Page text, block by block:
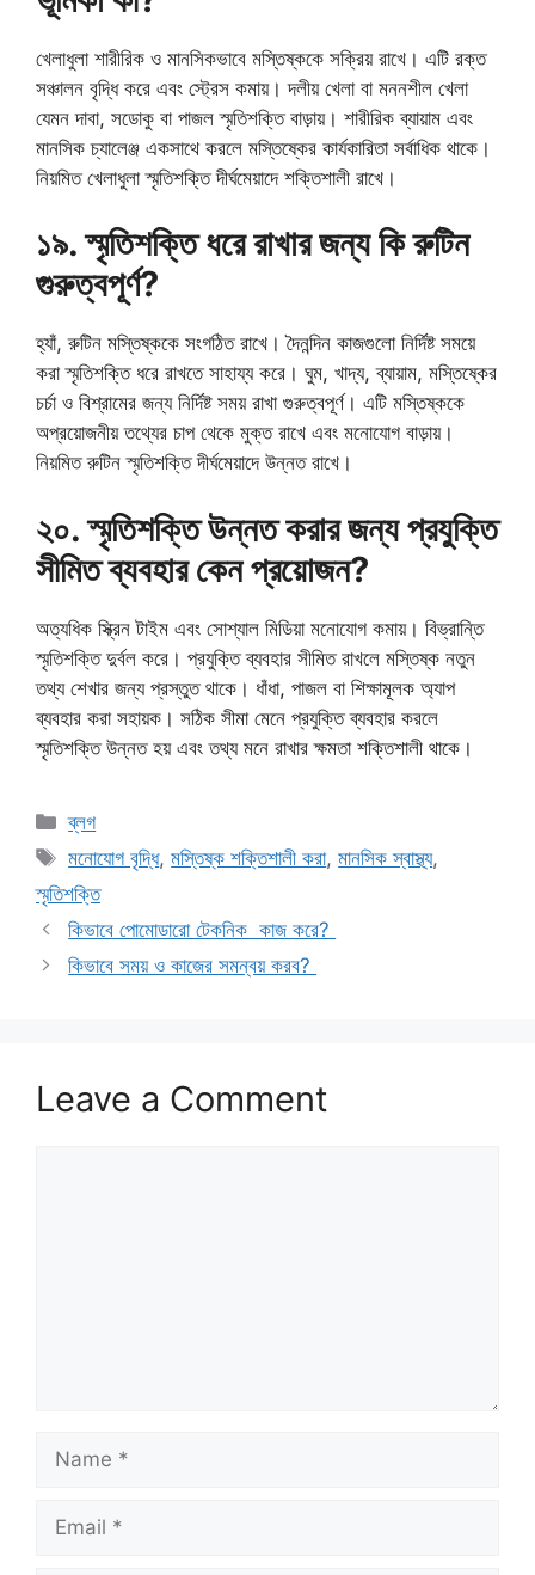
খেলাধুলা শারীরিক ও মানসিকভাবে মস্তিষ্ককে সক্রিয় রাখে। এটি রক্ত
সঞ্চালন বৃদ্ধি করে এবং স্ট্রেস কমায়। দলীয় খেলা বা মননশীল খেলা
যেমন দাবা, সডোকু বা পাজল স্মৃতিশক্তি বাড়ায়। শারীরিক ব্যায়াম এবং
মানসিক চ্যালেঞ্জ একসাথে করলে মস্তিষ্কের কার্যকারিতা সর্বাধিক থাকে।
নিয়মিত খেলাধুলা স্মৃতিশক্তি দীর্ঘমেয়াদে শক্তিশালী রাখে।
১৯. স্মৃতিশক্তি ধরে রাখার জন্য কি রুটিন
গুরুত্বপূর্ণ?
হ্যাঁ, রুটিন মস্তিষ্ককে সংগঠিত রাখে। দৈনন্দিন কাজগুলো নির্দিষ্ট সময়ে
করা স্মৃতিশক্তি ধরে রাখতে সাহায্য করে। ঘুম, খাদ্য, ব্যায়াম, মস্তিষ্কের
চর্চা ও বিশ্রামের জন্য নির্দিষ্ট সময় রাখা গুরুত্বপূর্ণ। এটি মস্তিষ্ককে
অপ্রয়োজনীয় তথ্যের চাপ থেকে মুক্ত রাখে এবং মনোযোগ বাড়ায়।
নিয়মিত রুটিন স্মৃতিশক্তি দীর্ঘমেয়াদে উন্নত রাখে।
২০. স্মৃতিশক্তি উন্নত করার জন্য প্রযুক্তি
সীমিত ব্যবহার কেন প্রয়োজন?
অত্যধিক স্ক্রিন টাইম এবং সোশ্যাল মিডিয়া মনোযোগ কমায়। বিভ্রান্তি
স্মৃতিশক্তি দুর্বল করে। প্রযুক্তি ব্যবহার সীমিত রাখলে মস্তিষ্ক নতুন
তথ্য শেখার জন্য প্রস্তুত থাকে। ধাঁধা, পাজল বা শিক্ষামূলক অ্যাপ
ব্যবহার করা সহায়ক। সঠিক সীমা মেনে প্রযুক্তি ব্যবহার করলে
স্মৃতিশক্তি উন্নত হয় এবং তথ্য মনে রাখার ক্ষমতা শক্তিশালী থাকে।
Categories
ব্লগ
Tags
মনোযোগ বৃদ্ধি,মস্তিষ্ক শক্তিশালী করা,মানসিক স্বাস্থ্য,
স্মৃতিশক্তি
কিভাবে পোমোডারো টেকনিক কাজ করে?
কিভাবে সময় ও কাজের সমন্বয় করব?
Leave a Comment